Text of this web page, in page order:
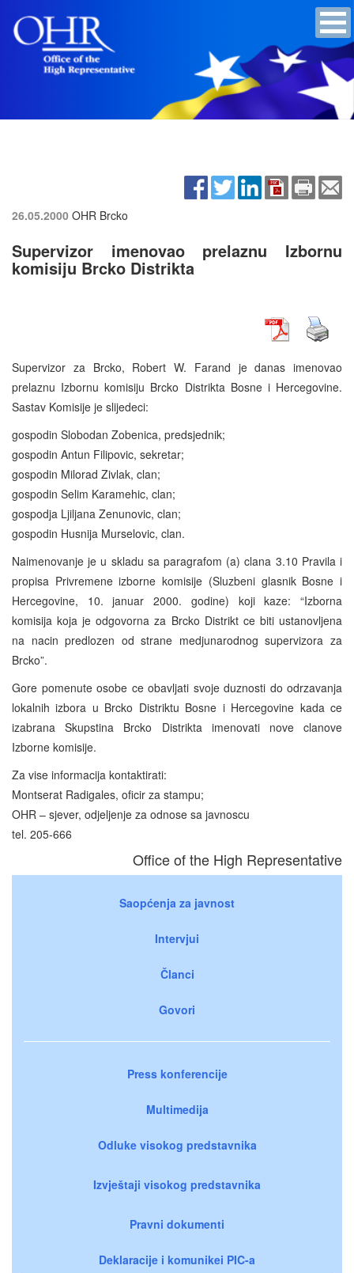
26.05.2000 OHR Brcko
Supervizor imenovao prelaznu Izbornu
komisiju Brcko Distrikta
Supervizor za Brcko, Robert W. Farand je danas imenovao
prelaznu Izbornu komisiju Brcko Distrikta Bosne i Hercegovine.
Sastav Komisije je slijedeci:
gospodin Slobodan Zobenica, predsjednik;
gospodin Antun Filipovic, sekretar;
gospodin Milorad Zivlak, clan;
gospodin Selim Karamehic, clan;
gospodja Ljiljana Zenunovic, clan;
gospodin Husnija Murselovic, clan.
Naimenovanje je u skladu sa paragrafom (a) clana 3.10 Pravila i
propisa Privremene izborne komisije (Sluzbeni glasnik Bosne i
Hercegovine, 10. januar 2000. godine) koji kaze: “Izborna
komisija koja je odgovorna za Brcko Distrikt ce biti ustanovljena
na nacin predlozen od strane medjunarodnog supervizora za
Brcko”.
Gore pomenute osobe ce obavljati svoje duznosti do odrzavanja
lokalnih izbora u Brcko Distriktu Bosne i Hercegovine kada ce
izabrana Skupstina Brcko Distrikta imenovati nove clanove
Izborne komisije.
Za vise informacija kontaktirati:
Montserat Radigales, oficir za stampu;
OHR – sjever, odjeljenje za odnose sa javnoscu
tel. 205-666
Office of the High Representative
Saopćenja za javnost
Intervjui
Članci
Govori
Press konferencije
Multimedija
Odluke visokog predstavnika
Izvještaji visokog predstavnika
Pravni dokumenti
Deklaracije i komunikei PIC-a